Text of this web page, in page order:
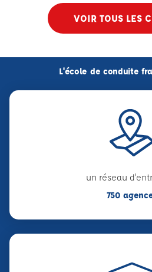
VOIR TOUS LES
L'école de conduite
un réseau
750